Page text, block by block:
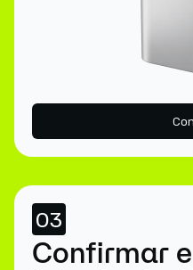
03
Confirmar